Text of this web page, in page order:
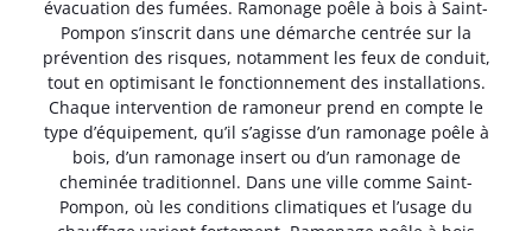
évacuation des fumées. Ramonage poêle à bois à Saint-
Pompon s’inscrit dans une démarche centrée sur la
prévention des risques, notamment les feux de conduit,
tout en optimisant le fonctionnement des installations.
Chaque intervention de ramoneur prend en compte le
type d’équipement, qu’il s’agisse d’un ramonage poêle à
bois, d’un ramonage insert ou d’un ramonage de
cheminée traditionnel. Dans une ville comme Saint-
Pompon, où les conditions climatiques et l’usage du